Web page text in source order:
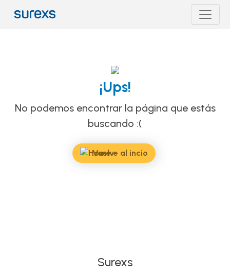
¡Ups!
No podemos encontrar la página que estás
buscando :(
Vuelve al incio
Surexs